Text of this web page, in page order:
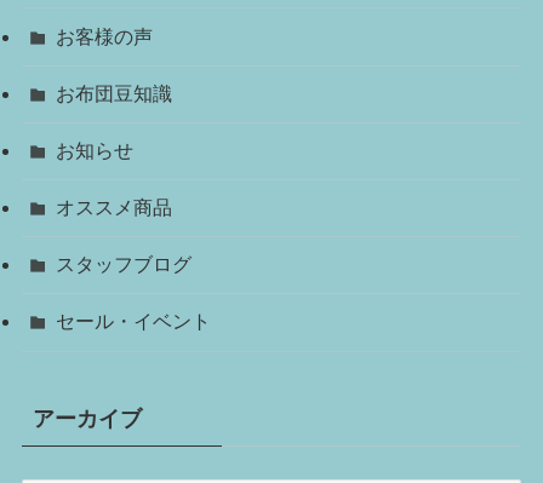
お客様の声
お布団豆知識
お知らせ
オススメ商品
スタッフブログ
セール・イベント
アーカイブ